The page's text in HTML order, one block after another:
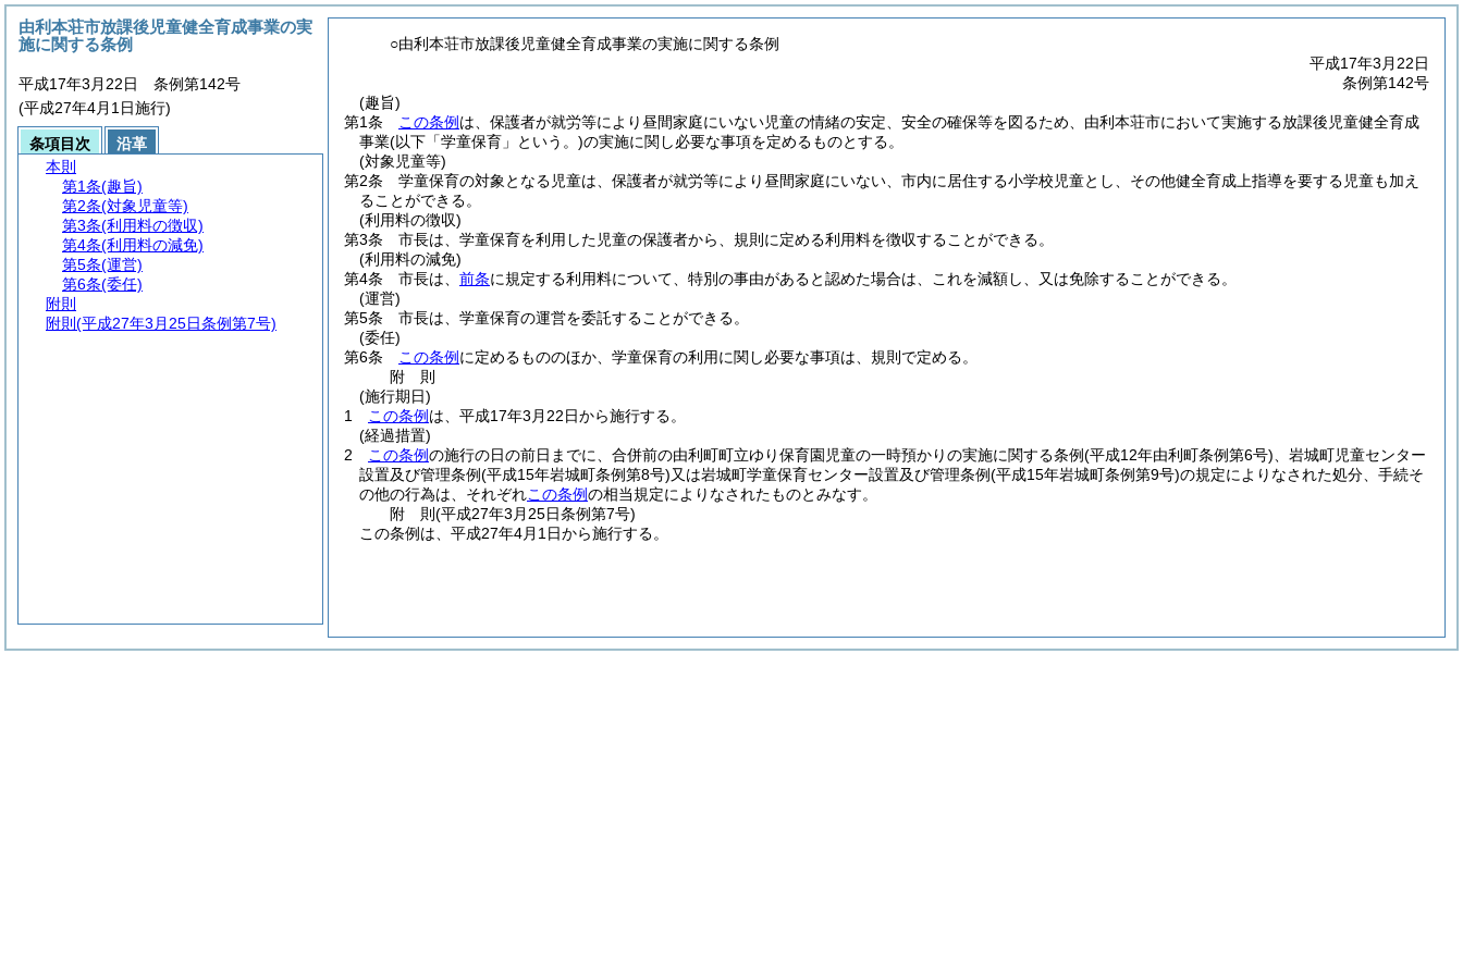
○由利本荘市放課後児童健全育成事業の実施に関する条例
平成17年3月22日
条例第142号
(趣旨)
第1条
この条例 は、保護者が就労等により昼間家庭にいない児童の情緒の安定、安全の確保等を図るため、由利本荘市において実施する放課後児童健全育成
事業(以下「学童保育」という。)の実施に関し必要な事項を定めるものとする。
(対象児童等)
第2条
学童保育の対象となる児童は、保護者が就労等により昼間家庭にいない、市内に居住する小学校児童とし、その他健全育成上指導を要する児童も加え
ることができる。
(利用料の徴収)
第3条
市長は、学童保育を利用した児童の保護者から、規則に定める利用料を徴収することができる。
(利用料の減免)
第4条
市長は、 前条に規定する利用料について、特別の事由があると認めた場合は、これを減額し、又は免除することができる。
(運営)
第5条
市長は、学童保育の運営を委託することができる。
(委任)
第6条
この条例 に定めるもののほか、学童保育の利用に関し必要な事項は、規則で定める。
附 則
(施行期日)
1
この条例 は、平成17年3月22日から施行する。
(経過措置)
2
この条例の施行の日の前日までに、合併前の由利町町立ゆり保育園児童の一時預かりの実施に関する条例(平成12年由利町条例第6号) 、岩城町児童センター
設置及び管理条例(平成15年岩城町条例第8号)又は岩城町学童保育センター設置及び管理条例(平成15年岩城町条例第9号)の規定によりなされた処分、手続そ
の他の行為は、それぞれこの条例の相当規定によりなされたものとみなす。
附 則(平成27年3月25日条例第7号)
この条例は、平成27年4月1日から施行する。
由利本荘市放課後児童健全育成事業の実
施に関する条例
平成17年3月22日 条例第142号
(平成27年4月1日施行)
条項目次
沿革
本則
第1条(趣旨)
第2条(対象児童等)
第3条(利用料の徴収)
第4条(利用料の減免)
第5条(運営)
第6条(委任)
附則
附則 (平成27年3月25日条例第7号)